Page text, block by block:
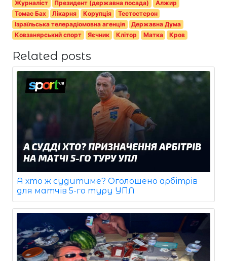
Журналіст Президент (державна посада)
Алжир
Томас Бах
Лікарня Корупція
Тестостерон
Ізраїльська телерадіомовна агенція
Державна Дума
Ковзанярський спорт
Яєчник Клітор Матка Кров
Related posts
А хто ж судитиме? Оголошено арбітрів
для матчів 5-го туру УПЛ